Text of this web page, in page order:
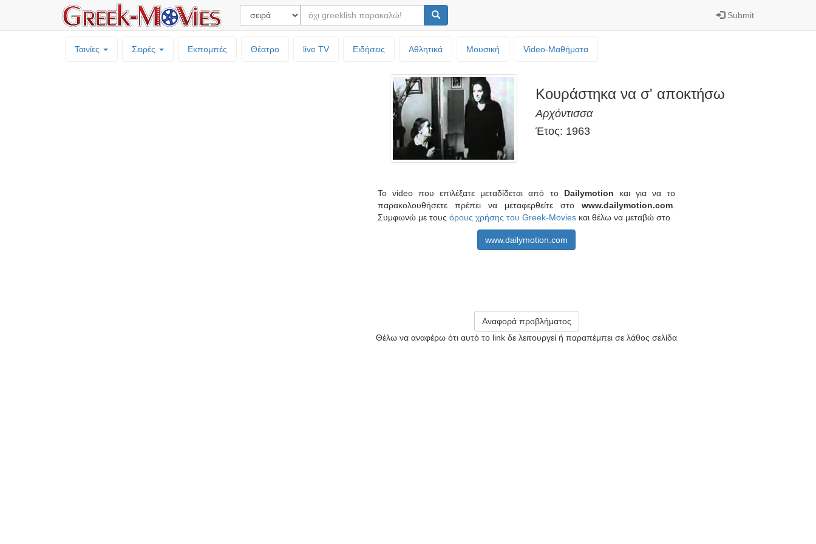
Submit
Ταινίες Σειρές Εκπομπές Θέατρο live TV Ειδήσεις Αθλητικά Μουσική Video-Mαθήματα
Κουράστηκα να σ' αποκτήσω
Αρχόντισσα
Έτος: 1963
Το video που επιλέξατε μεταδίδεται από το Dailymotion και για να το
παρακολουθήσετε πρέπει να μεταφερθείτε στο www.dailymotion.com.
Συμφωνώ με τους όρους χρήσης του Greek-Moviesκαι θέλω να μεταβώ στο
www.dailymotion.com
Αναφορά προβλήματος
Θέλω να αναφέρω ότι αυτό το link δε λειτουργεί ή παραπέμπει σε λάθος σελίδα